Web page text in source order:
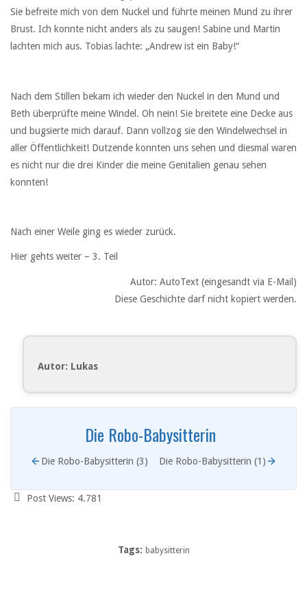
Sie befreite mich von dem Nuckel und führte meinen Mund zu ihrer
Brust. Ich konnte nicht anders als zu saugen! Sabine und Martin
lachten mich aus. Tobias lachte: „Andrew ist ein Baby!“
Nach dem Stillen bekam ich wieder den Nuckel in den Mund und
Beth überprüfte meine Windel. Oh nein! Sie breitete eine Decke aus
und bugsierte mich darauf. Dann vollzog sie den Windelwechsel in
aller Öffentlichkeit! Dutzende konnten uns sehen und diesmal waren
es nicht nur die drei Kinder die meine Genitalien genau sehen
konnten!
Nach einer Weile ging es wieder zurück.
Hier gehts weiter – 3. Teil
Autor: AutoText (eingesandt via E-Mail)
Diese Geschichte darf nicht kopiert werden.
Autor: Lukas
Die Robo-Babysitterin
Die Robo-Babysitterin (3) Die Robo-Babysitterin (1)
Post Views: 4.781
Tags: babysitterin